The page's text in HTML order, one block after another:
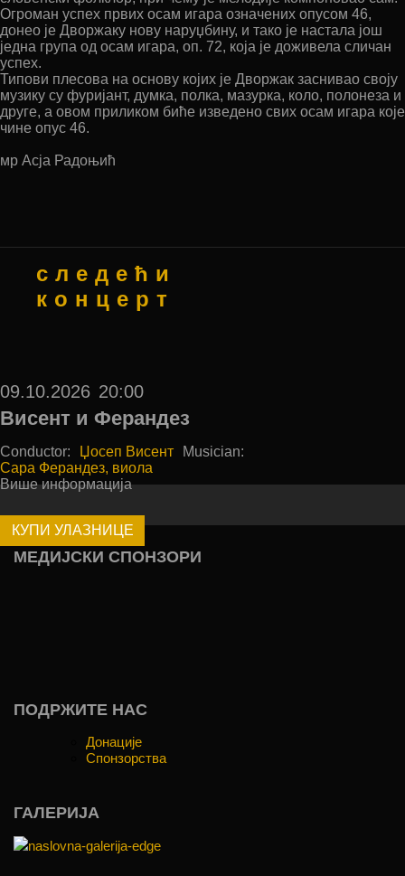
Огроман успех првих осам игара означених опусом 46,
донео је Дворжаку нову наруџбину, и тако је настала још
једна група од осам игара, оп. 72, која је доживела сличан
успех.
Типови плесова на основу којих је Дворжак заснивао своју
музику су фуријант, думка, полка, мазурка, коло, полонеза и
друге, а овом приликом биће изведено свих осам игара које
чине опус 46.
мр Aсја Радоњић
следећи
концерт
09.10.2026 20:00
Висент и Ферандез
Conductor: Џосеп Висент
Musician:
Сара Ферандез, виола
Више информација
КУПИ УЛАЗНИЦЕ
МЕДИЈСКИ СПОНЗОРИ
ПОДРЖИТЕ НАС
Донације
Спонзорства
ГАЛЕРИЈА